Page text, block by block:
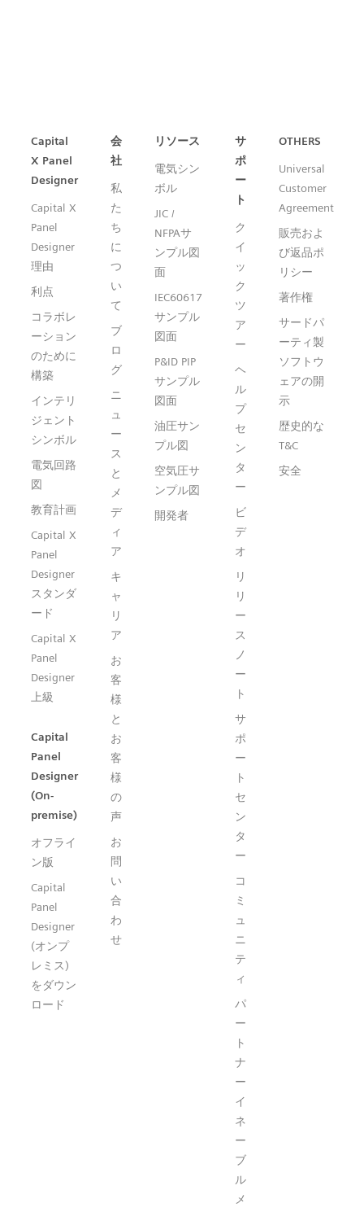
Capital™ X Panel Designer
Capital
X Panel
Designer
Capital X
Panel
Designer
理由
利点
コラボレ
ーション
のために
構築
インテリ
ジェント
シンボル
電気回路
図
教育計画
Capital X
Panel
Designer
スタンダ
ード
Capital X
Panel
Designer
上級
Capital
Panel
Designer
(On-
premise)
オフライ
ン版
Capital
Panel
Designer
(オンプ
レミス)
をダウン
ロード
会
社
私
た
ち
に
つ
い
て
ブ
ロ
グ
ニ
ュ
ー
ス
と
メ
デ
ィ
ア
キ
ャ
リ
ア
お
客
様
と
お
客
様
の
声
お
問
い
合
わ
せ
リソース
電気シン
ボル
JIC /
NFPAサ
ンプル図
面
IEC60617
サンプル
図面
P&ID PIP
サンプル
図面
油圧サン
プル図
空気圧サ
ンプル図
開発者
サ
ポ
ー
ト
ク
イ
ッ
ク
ツ
ア
ー
ヘ
ル
プ
セ
ン
タ
ー
ビ
デ
オ
リ
リ
ー
ス
ノ
ー
ト
サ
ポ
ー
ト
セ
ン
タ
ー
コ
ミ
ュ
ニ
テ
ィ
パ
ー
ト
ナ
ー
イ
ネ
ー
ブ
ル
メ
OTHERS
Universal
Customer
Agreement
販売およ
び返品ポ
リシー
著作権
サードパ
ーティ製
ソフトウ
ェアの開
示
歴史的な
T&C
安全